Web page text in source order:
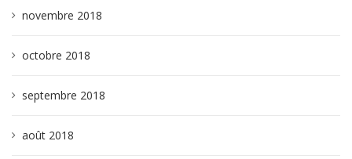
novembre 2018
octobre 2018
septembre 2018
août 2018